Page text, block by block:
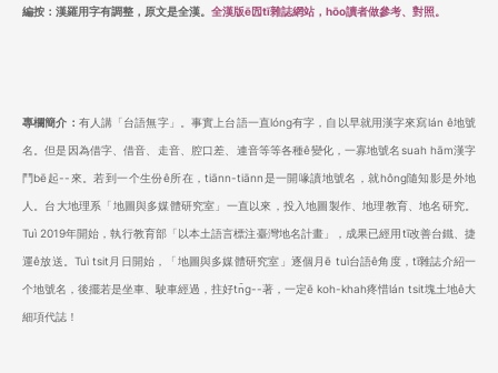
編按：漢羅用字有調整，原文是全漢。 全漢版ē囥tī雜誌網站，hōo讀者做參考、對照。
專欄簡介： 有人講「台語無字」。事實上台語一直lóng有字，自以早就用漢字來寫lán ê地號
名。但是因為借字、借音、走音、腔口差、連音等等各種ê變化，一寡地號名suah hām漢字
鬥bē起--來。若到一个生份ê所在，tiānn-tiānn是一開喙讀地號名，就hông隨知影是外地
人。台大地理系「地圖與多媒體研究室」一直以來，投入地圖製作、地理教育、地名研究。
Tuì 2019年開始，執行教育部「以本土語言標注臺灣地名計畫」，成果已經用tī改善台鐵、捷
運ê放送。Tuì tsit月日開始，「地圖與多媒體研究室」逐個月ē tuì台語ê角度，tī雜誌介紹一
个地號名，後擺若是坐車、駛車經過，拄好tn̄g--著，一定ē koh-khah疼惜lán tsit塊土地ê大
細項代誌！